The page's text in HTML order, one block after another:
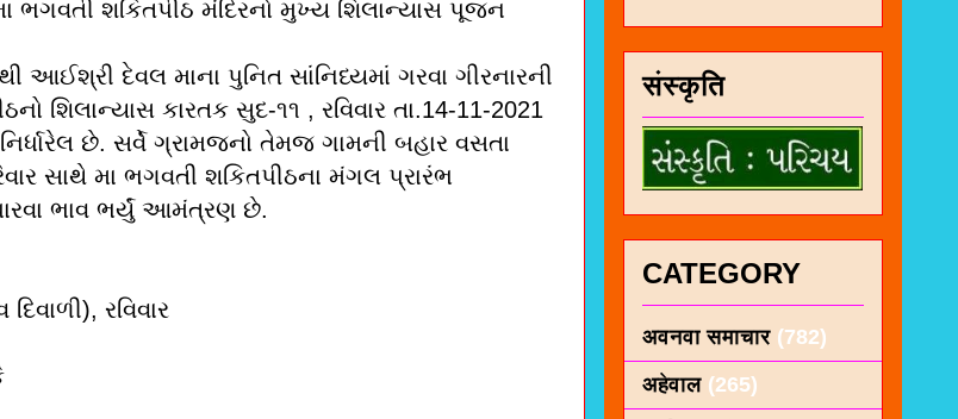
ભગવતી શકિતપીઠ મંદિરનો મુખ્ય શિલાન્યાસ પૂજન
આઈશ્રી દેવલ માના પુનિત સાંનિધ્યમાં ગરવા ગીરનારની
શિલાન્યાસ કારતક સુદ-૧૧ , રવિવાર તા.14-11-2021
છે. સર્વે ગ્રામજનો તેમજ ગામની બહાર વસતા
સાથે મા ભગવતી શકિતપીઠના મંગલ પ્રારંભ
ભાવ ભર્યું આમંત્રણ છે.
રવિવાર
संस्कृति
CATEGORY
अवनवा समाचार (782)
अहेवाल (265)